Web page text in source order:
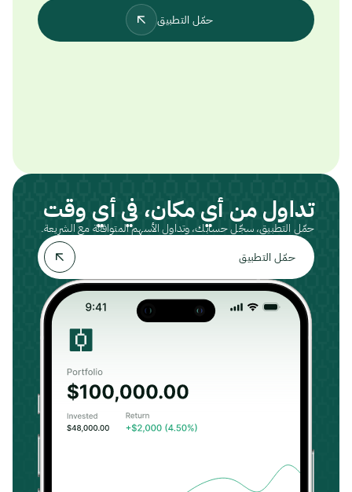
حمّل التطبيق
تداول من أي مكان، في أي وقت
حمّل التطبيق، سجّل حسابك، وتداول الأسهم المتوافقة مع الشريعة.
حمّل التطبيق